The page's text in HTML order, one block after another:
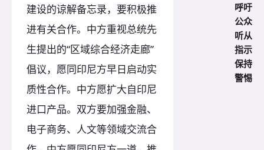
建设的谅解备忘录，要积极推
进有关合作。中方重视总统先
生提出的“区域综合经济走廊”
倡议，愿同印尼方早日启动实
质性合作。中方愿扩大自印尼
进口产品。双方要加强金融、
电子商务、人文等领域交流合
呼吁
公众
听从
指示
保持
警惕